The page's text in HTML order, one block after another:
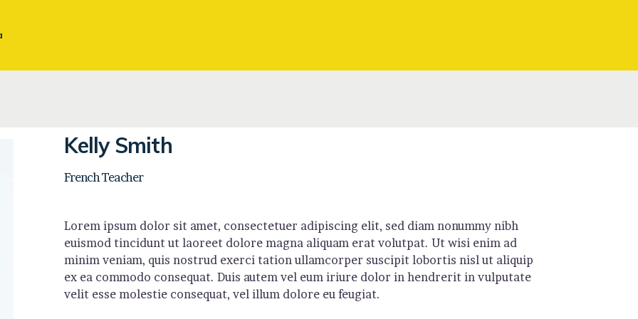
REVISIONES
INGLÉS JURÍDICO
Kelly Smith
French Teacher
Lorem ipsum dolor sit amet, consectetuer adipiscing elit, sed diam nonummy nibh
euismod tincidunt ut laoreet dolore magna aliquam erat volutpat. Ut wisi enim ad
minim veniam, quis nostrud exerci tation ullamcorper suscipit lobortis nisl ut aliquip
ex ea commodo consequat. Duis autem vel eum iriure dolor in hendrerit in vulputate
velit esse molestie consequat, vel illum dolore eu feugiat.